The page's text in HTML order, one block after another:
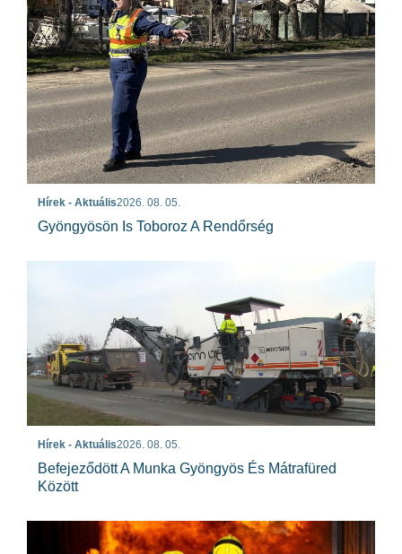
Hírek - Aktuális2026. 08. 05.
Gyöngyösön Is Toboroz A Rendőrség
Hírek - Aktuális2026. 08. 05.
Befejeződött A Munka Gyöngyös És Mátrafüred
Között